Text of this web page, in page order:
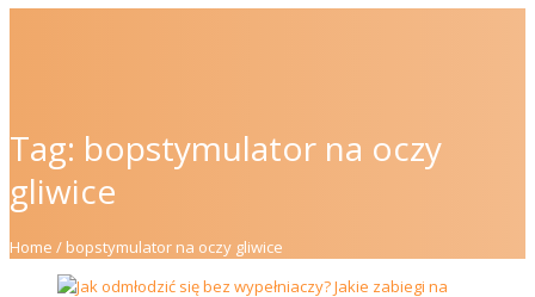
Tag: bopstymulator na oczy
gliwice
Home / bopstymulator na oczy gliwice